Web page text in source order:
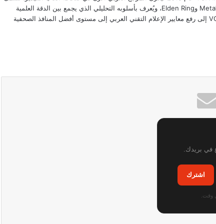
تغطيته مراجعات سلاسل Resident Evil وMetal Gear وElden Ring، ويُعرف بأسلوبه التحليلي الذي يجمع بين الدقة العلمية
وعمق فهم تصميم الألعاب. يهدف من خلال VGA4A إلى رفع معايير الإعلام التقني العربي إلى مستوى أفضل المنافذ الصحفية
في بريدك.
اشترك
وقت.